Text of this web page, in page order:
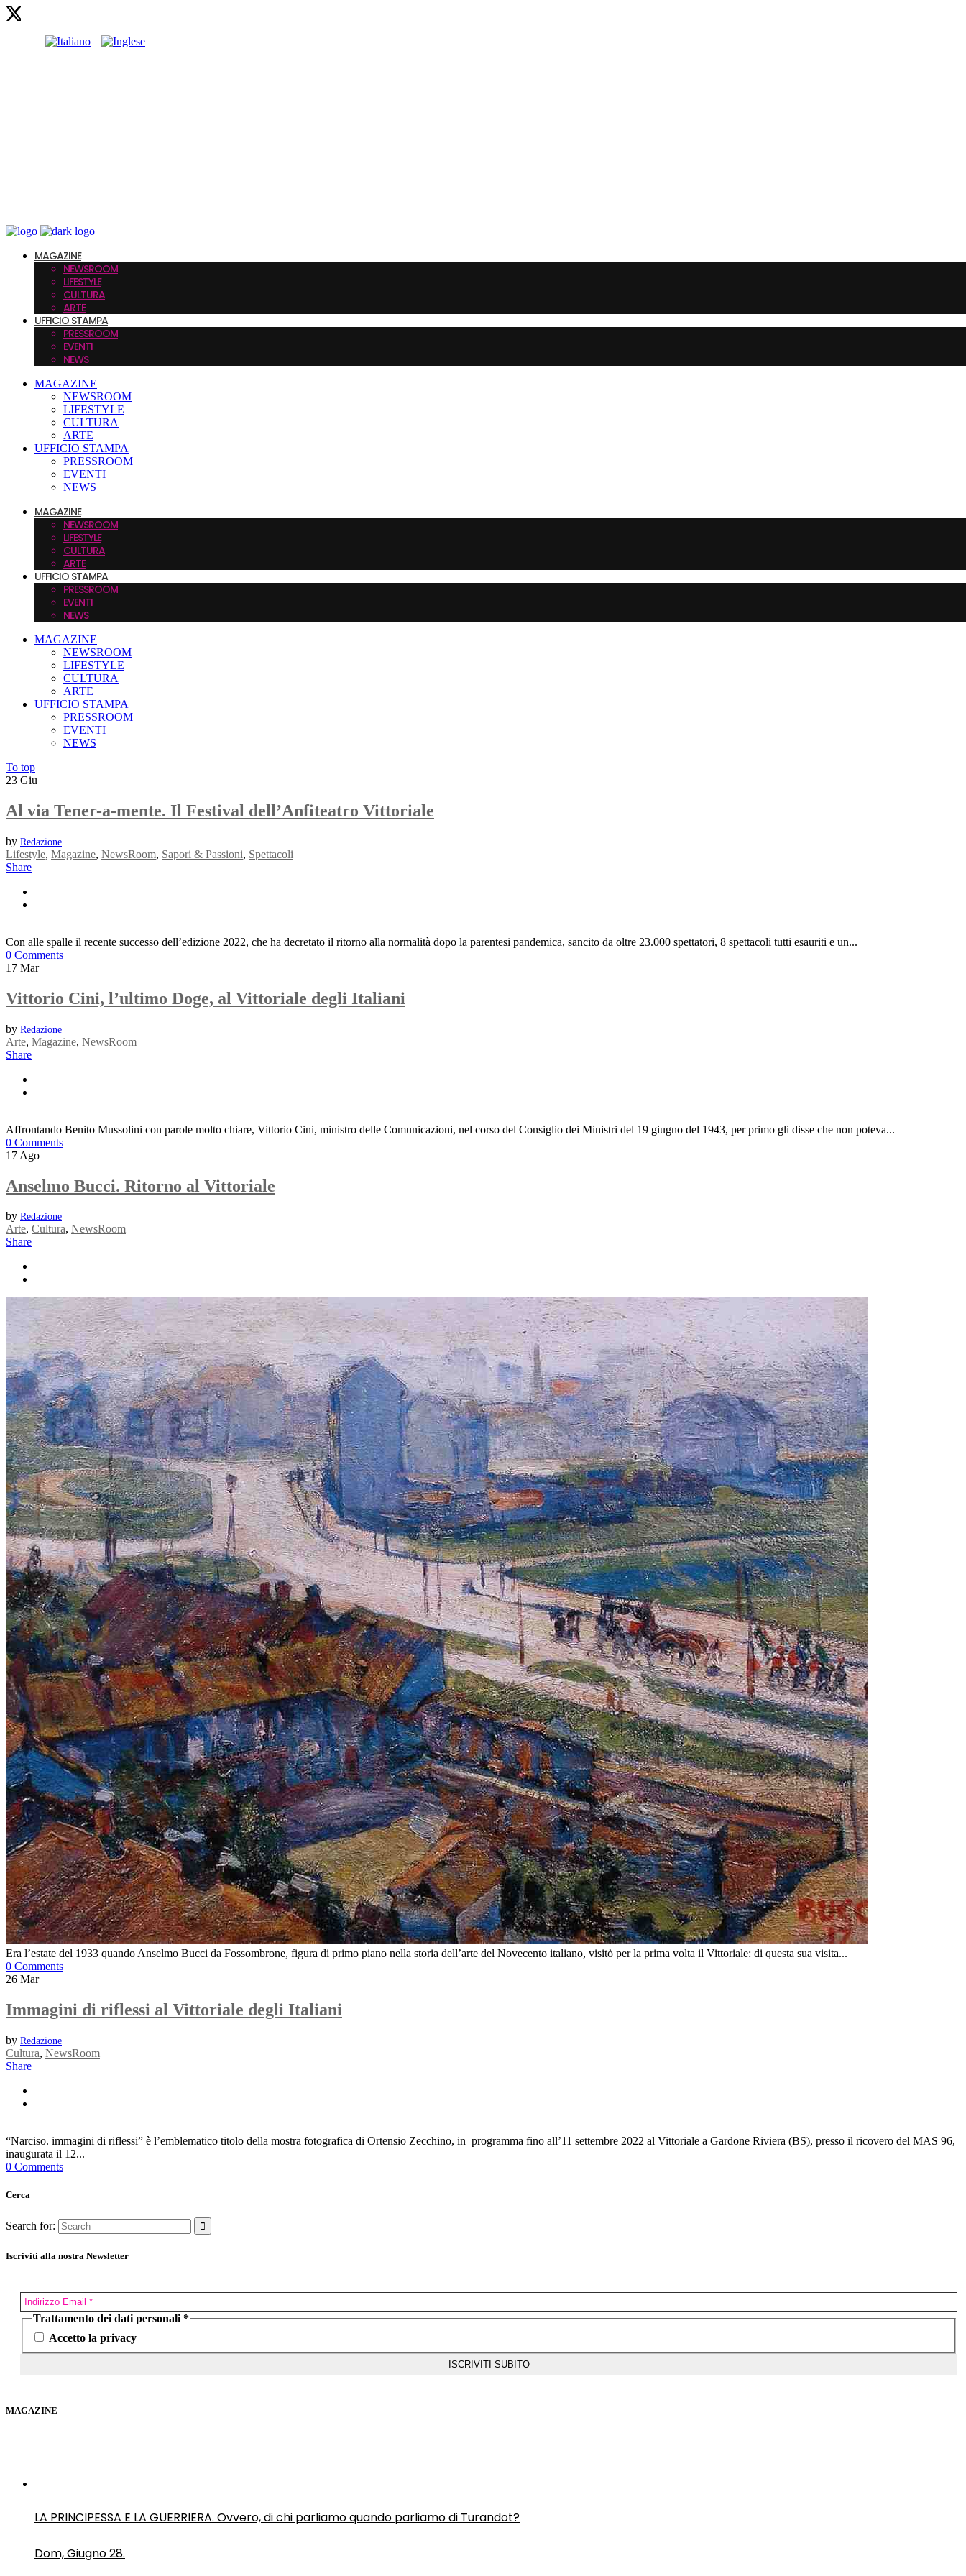
MAGAZINE
NEWSROOM
LIFESTYLE
CULTURA
ARTE
UFFICIO STAMPA
PRESSROOM
EVENTI
NEWS
MAGAZINE
NEWSROOM
LIFESTYLE
CULTURA
ARTE
UFFICIO STAMPA
PRESSROOM
EVENTI
NEWS
MAGAZINE
NEWSROOM
LIFESTYLE
CULTURA
ARTE
UFFICIO STAMPA
PRESSROOM
EVENTI
NEWS
MAGAZINE
NEWSROOM
LIFESTYLE
CULTURA
ARTE
UFFICIO STAMPA
PRESSROOM
EVENTI
NEWS
To top
23 Giu
Al via Tener-a-mente. Il Festival dell’Anfiteatro Vittoriale
by Redazione
Lifestyle, Magazine, NewsRoom, Sapori & Passioni, Spettacoli
Share
Con alle spalle il recente successo dell’edizione 2022, che ha decretato il ritorno alla normalità dopo la parentesi pandemica, sancito da oltre 23.000 spettatori, 8 spettacoli tutti esauriti e un...
0 Comments
17 Mar
Vittorio Cini, l’ultimo Doge, al Vittoriale degli Italiani
by Redazione
Arte, Magazine, NewsRoom
Share
Affrontando Benito Mussolini con parole molto chiare, Vittorio Cini, ministro delle Comunicazioni, nel corso del Consiglio dei Ministri del 19 giugno del 1943, per primo gli disse che non poteva...
0 Comments
17 Ago
Anselmo Bucci. Ritorno al Vittoriale
by Redazione
Arte, Cultura, NewsRoom
Share
Era l’estate del 1933 quando Anselmo Bucci da Fossombrone, figura di primo piano nella storia dell’arte del Novecento italiano, visitò per la prima volta il Vittoriale: di questa sua visita...
0 Comments
26 Mar
Immagini di riflessi al Vittoriale degli Italiani
by Redazione
Cultura, NewsRoom
Share
“Narciso. immagini di riflessi” è l’emblematico titolo della mostra fotografica di Ortensio Zecchino, in programma fino all’11 settembre 2022 al Vittoriale a Gardone Riviera (BS), presso il ricovero del MAS 96,
inaugurata il 12...
0 Comments
Cerca
Search for:
Iscriviti alla nostra Newsletter
Trattamento dei dati personali *
Accetto la privacy
MAGAZINE
LA PRINCIPESSA E LA GUERRIERA. Ovvero, di chi parliamo quando parliamo di Turandot?
Dom, Giugno 28.